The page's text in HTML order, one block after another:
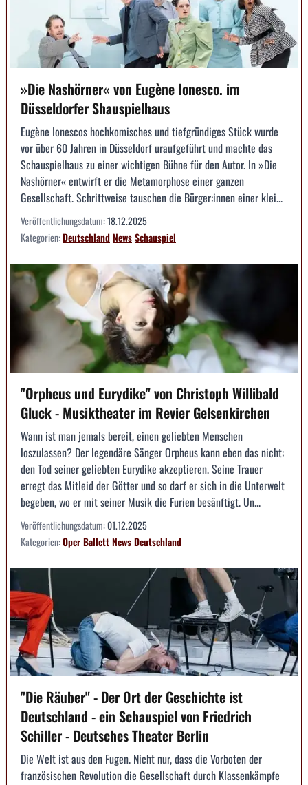
»Die Nashörner« von Eugène Ionesco. im
Düsseldorfer Shauspielhaus
Eugène Ionescos hochkomisches und tiefgründiges Stück wurde
vor über 60 Jahren in Düsseldorf uraufgeführt und machte das
Schauspielhaus zu einer wichtigen Bühne für den Autor. In »Die
Nashörner« entwirft er die Metamorphose einer ganzen
Gesellschaft. Schrittweise tauschen die Bürger:innen einer klei...
Veröffentlichungsdatum:18.12.2025
Kategorien:DeutschlandNewsSchauspiel
"Orpheus und Eurydike" von Christoph Willibald
Gluck - Musiktheater im Revier Gelsenkirchen
Wann ist man jemals bereit, einen geliebten Menschen
loszulassen? Der legendäre Sänger Orpheus kann eben das nicht:
den Tod seiner geliebten Eurydike akzeptieren. Seine Trauer
erregt das Mitleid der Götter und so darf er sich in die Unterwelt
begeben, wo er mit seiner Musik die Furien besänftigt. Un...
Veröffentlichungsdatum:01.12.2025
Kategorien:OperBallettNewsDeutschland
"Die Räuber" - Der Ort der Geschichte ist
Deutschland - ein Schauspiel von Friedrich
Schiller - Deutsches Theater Berlin
Die Welt ist aus den Fugen. Nicht nur, dass die Vorboten der
französischen Revolution die Gesellschaft durch Klassenkämpfe